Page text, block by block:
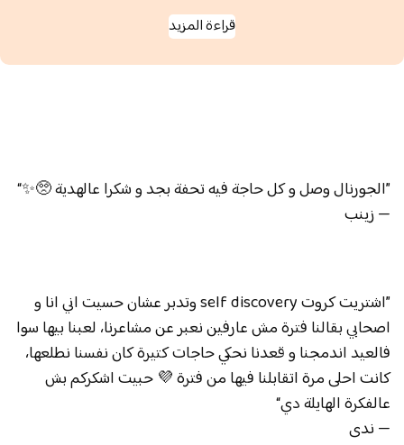
قراءة المزيد
”الجورنال وصل و كل حاجة فيه تحفة بجد و شكرا عالهدية 🥺✨“
— زينب
”اشتريت كروت self discovery وتدبر عشان حسيت اني انا و
اصحابي بقالنا فترة مش عارفين نعبر عن مشاعرنا، لعبنا بيها سوا
فالعيد اندمجنا و قعدنا نحكي حاجات كتيرة كان نفسنا نطلعها،
كانت احلى مرة اتقابلنا فيها من فترة 💜 حبيت اشكركم بش
عالفكرة الهايلة دي“
— ندى